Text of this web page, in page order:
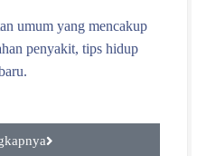
umum yang mencakup
penyakit, tips hidup